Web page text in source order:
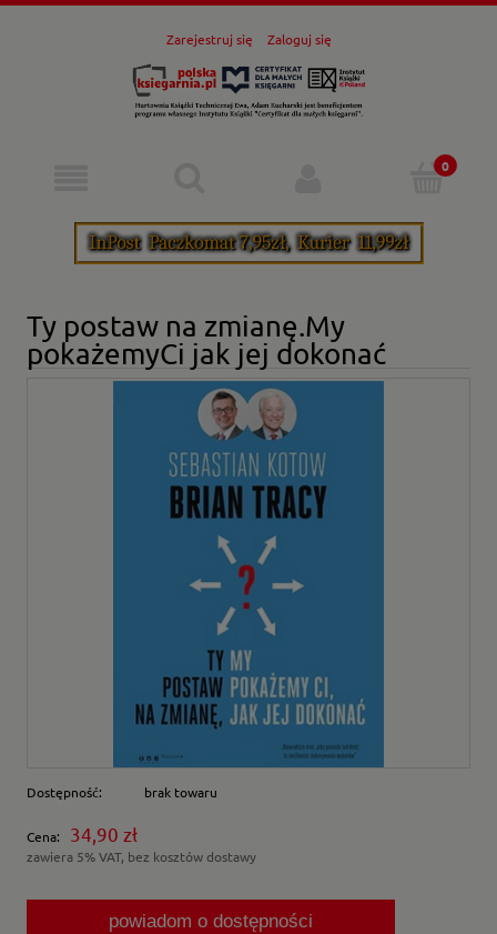
Zarejestruj się Zaloguj się
Ty postaw na zmianę.My
pokażemyCi jak jej dokonać
Dostępność: brak towaru
Cena: 34,90 zł
zawiera 5% VAT, bez kosztów dostawy
powiadom o dostępności